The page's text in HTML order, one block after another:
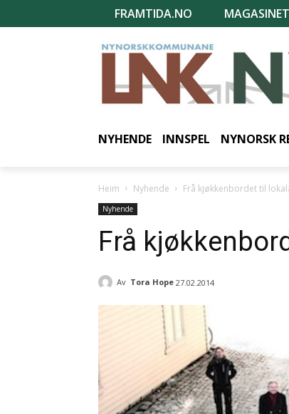
FRAMTIDA.NO
NYHENDE INNSPEL NYNORSK
Heim Nyhende Frå kjøkkenbordet til
Nyhende
Frå
Av Tora Hope 27.02.2014